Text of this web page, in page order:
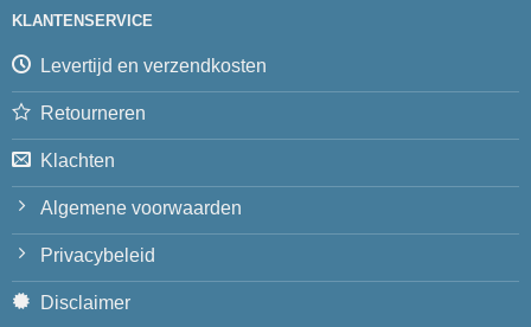
KLANTENSERVICE
Levertijd en verzendkosten
Retourneren
Klachten
Algemene voorwaarden
Privacybeleid
Disclaimer